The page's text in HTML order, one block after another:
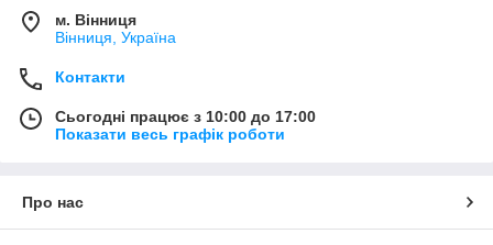
м. Вінниця
Вінниця, Україна
Контакти
Сьогодні працює з 10:00 до 17:00
Показати весь графік роботи
Про нас